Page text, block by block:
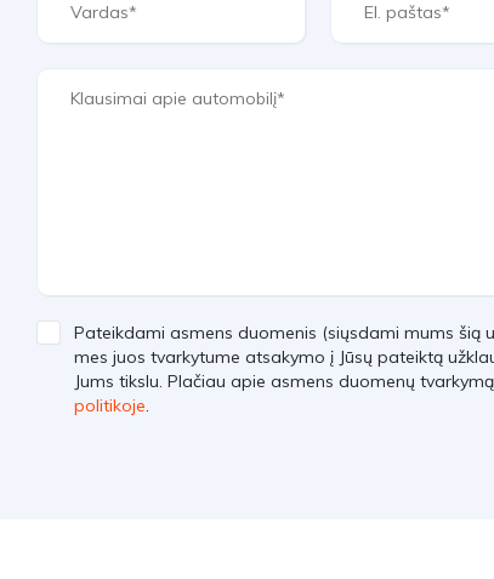
Pateikdami asmens duomenis (siųsdami mums šią
mes juos tvarkytume atsakymo į Jūsų pateiktą
Jums tikslu. Plačiau apie asmens duomenų
politikoje.